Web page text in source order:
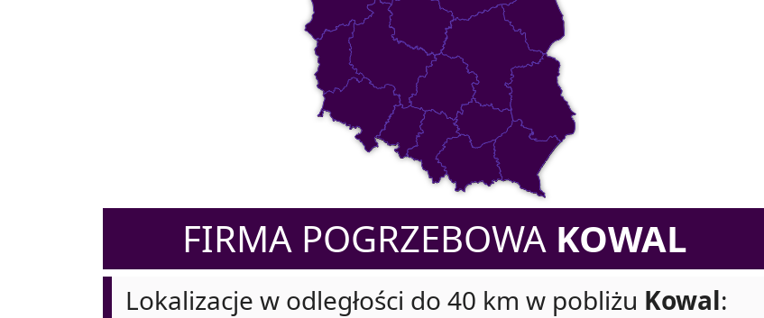
FIRMA POGRZEBOWA KOWAL
Lokalizacje w odległości do 40 km w pobliżu Kowal: